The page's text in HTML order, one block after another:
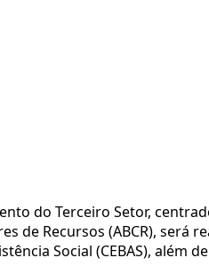
do Terceiro Setor,
de Recursos (ABCR), será
Social (CEBAS), além